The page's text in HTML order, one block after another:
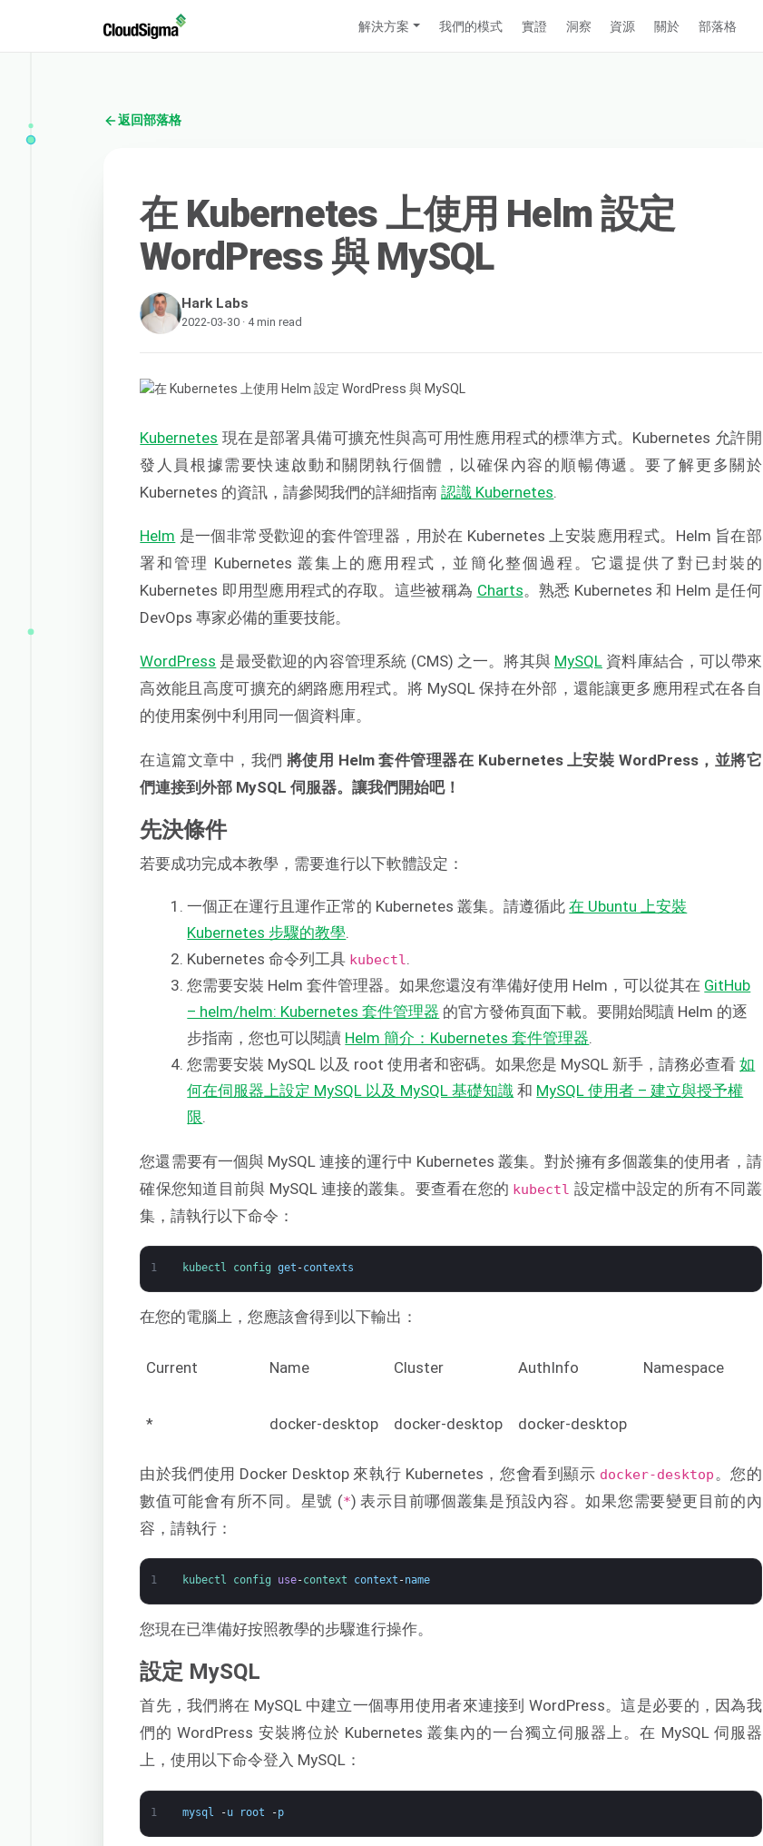
解決方案 我們的模式 實證 洞察 資源 關於 部落格
返回部落格
在 Kubernetes 上使用 Helm 設定
WordPress 與 MySQL
Hark Labs
2022-03-30 · 4 min read
Kubernetes 現在是部署具備可擴充性與高可用性應用程式的標準方式。Kubernetes 允許開
發人員根據需要快速啟動和關閉執行個體，以確保內容的順暢傳遞。要了解更多關於
Kubernetes 的資訊，請參閱我們的詳細指南認識 Kubernetes
Helm 是一個非常受歡迎的套件管理器，用於在 Kubernetes 上安裝應用程式。Helm 旨在部
署和管理 Kubernetes 叢集上的應用程式，並簡化整個過程。它還提供了對已封裝的
Kubernetes 即用型應用程式的存取。這些被稱為 Charts。熟悉 Kubernetes 和 Helm 是任何
DevOps 專家必備的重要技能。
WordPress 是最受歡迎的內容管理系統 (CMS) 之一。將其與 MySQL 資料庫結合，可以帶來
高效能且高度可擴充的網路應用程式。將 MySQL 保持在外部，還能讓更多應用程式在各自
的使用案例中利用同一個資料庫。
在這篇文章中，我們 將使用 Helm 套件管理器在 Kubernetes 上安裝 WordPress，並將它
們連接到外部 MySQL 伺服器。讓我們開始吧！
先決條件
若要成功完成本教學，需要進行以下軟體設定：
一個正在運行且運作正常的 Kubernetes 叢集。請遵循此在 Ubuntu 上安裝
Kubernetes 步驟的教學.
Kubernetes 命令列工具 kubectl.
您需要安裝 Helm 套件管理器。如果您還沒有準備好使用 Helm，可以從其在 GitHub
– helm/helm: Kubernetes 套件管理器 的官方發佈頁面下載。要開始閱讀 Helm 的逐
步指南，您也可以閱讀 Helm 簡介：Kubernetes 套件管理器.
您需要安裝 MySQL 以及 root 使用者和密碼。如果您是 MySQL 新手，請務必查看如
何在伺服器上設定 MySQL 以及 MySQL 基礎知識 和 MySQL 使用者 – 建立與授予權
限.
您還需要有一個與 MySQL 連接的運行中 Kubernetes 叢集。對於擁有多個叢集的使用者，請
確保您知道目前與 MySQL 連接的叢集。要查看在您的 kubectl 設定檔中設定的所有不同叢
集，請執行以下命令：
1 kubectl config get -contexts
在您的電腦上，您應該會得到以下輸出：
Current Name Cluster AuthInfo Namespace
* docker-desktop docker-desktop docker-desktop
由於我們使用 Docker Desktop 來執行 Kubernetes，您會看到顯示 docker-desktop 。您的
數值可能會有所不同。星號 (*) 表示目前哪個叢集是預設內容。如果您需要變更目前的內
容，請執行：
1 kubectl config use-context context -name
您現在已準備好按照教學的步驟進行操作。
設定 MySQL
首先，我們將在 MySQL 中建立一個專用使用者來連接到 WordPress。這是必要的，因為我
們的 WordPress 安裝將位於 Kubernetes 叢集內的一台獨立伺服器上。在 MySQL 伺服器
上，使用以下命令登入 MySQL：
1 mysql -u root -p